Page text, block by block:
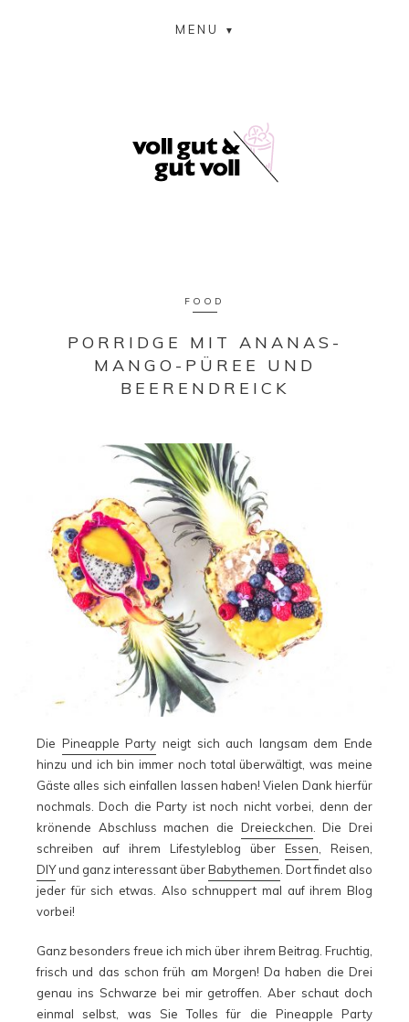
MENU
FOOD
PORRIDGE MIT ANANAS-
MANGO-PÜREE UND
BEERENDREICK
Die Pineapple Party neigt sich auch langsam dem Ende
hinzu und ich bin immer noch total überwältigt, was meine
Gäste alles sich einfallen lassen haben! Vielen Dank hierfür
nochmals. Doch die Party ist noch nicht vorbei, denn der
krönende Abschluss machen die Dreieckchen . Die Drei
schreiben auf ihrem Lifestyleblog über Essen , Reisen,
DIYund ganz interessant überBabythemen . Dort findet also
jeder für sich etwas. Also schnuppert mal auf ihrem Blog
vorbei!
Ganz besonders freue ich mich über ihrem Beitrag. Fruchtig,
frisch und das schon früh am Morgen! Da haben die Drei
genau ins Schwarze bei mir getroffen. Aber schaut doch
einmal selbst, was Sie Tolles für die Pineapple Party